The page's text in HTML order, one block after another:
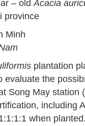
– oldAcacia
province
Minh
plantation
evaluate the
Song May station
including
when